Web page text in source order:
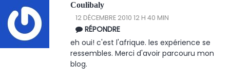
Coulibaly
12 DÉCEMBRE 2010 12 H 40 MIN
RÉPONDRE
eh oui! c'est l'afrique. les expérience se
ressembles. Merci d'avoir parcouru mon
blog.